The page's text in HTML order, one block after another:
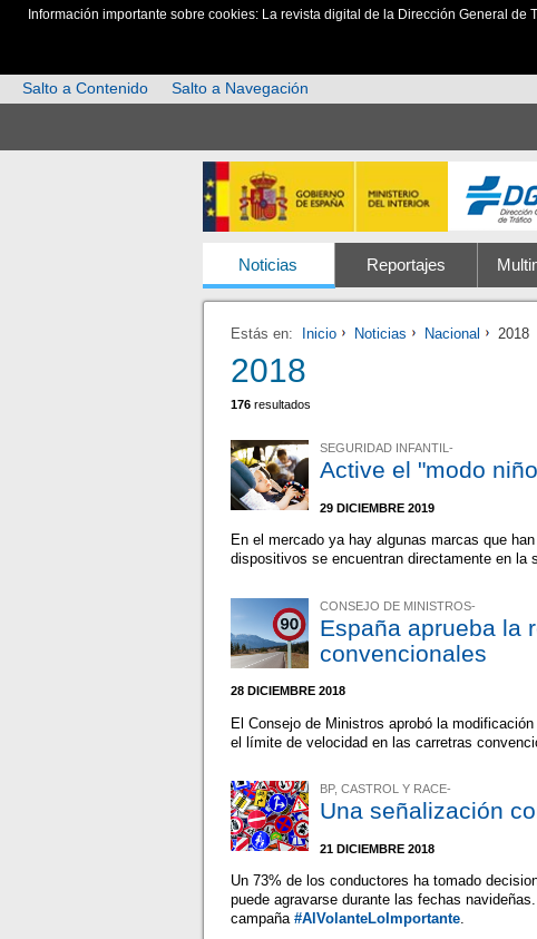
Información importante sobre cookies: La revista digital de la Dirección General
Salto a Contenido
Salto a Navegación
Noticias Reportajes
Estás en: Inicio Noticias Nacional 2018
2018
176 resultados
SEGURIDAD INFANTIL-
Active el "modo
29 DICIEMBRE 2019
En el mercado ya hay algunas marcas que
dispositivos se encuentran directamente en la
CONSEJO DE MINISTROS-
España aprueba la
convencionales
28 DICIEMBRE 2018
El Consejo de Ministros aprobó la
el límite de velocidad en las carretras
BP, CASTROL Y RACE-
Una señalización
21 DICIEMBRE 2018
Un 73% de los conductores ha tomado
puede agravarse durante las fechas
campaña#AlVolanteLoImportante.